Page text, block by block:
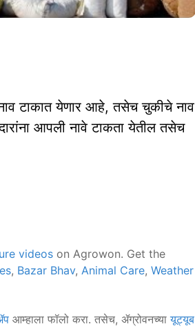
नाव टाकात येणार आहे, तसेच चुकीचे नाव
आपली नावे टाकता येतील तसेच
videos on Agrowon. Get the
, Bazar Bhav, Animal Care, Weather
आम्हाला फॉलो करा. तसेच, ॲग्रोवनच्यायूट्यूब